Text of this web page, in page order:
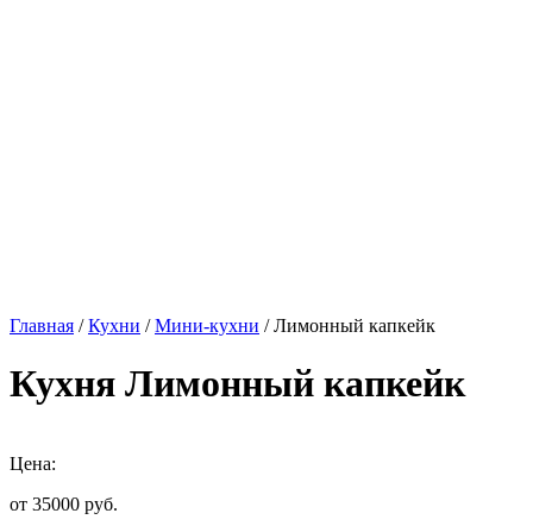
Главная /Кухни /Мини-кухни / Лимонный капкейк
Кухня Лимонный капкейк
Цена:
от 35000 руб.